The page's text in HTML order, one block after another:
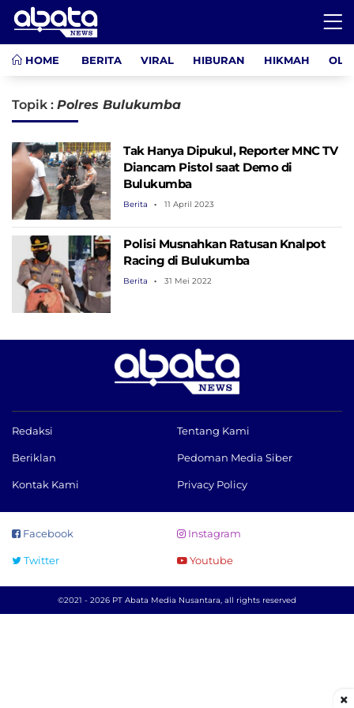
HOME BERITA VIRAL HIBURAN HIKMAH
Topik : Polres Bulukumba
Tak Hanya Dipukul, Reporter MNC TV
Diancam Pistol saat Demo di
Bulukumba
Berita 11 April 2023
Polisi Musnahkan Ratusan Knalpot
Racing di Bulukumba
Berita 31 Mei 2022
Redaksi Tentang Kami
Beriklan Pedoman Media Siber
Kontak Kami Privacy Policy
Facebook Instagram
Twitter Youtube
©2021 - 2026 PT Abata Media Nusantara, all rights reserved
×